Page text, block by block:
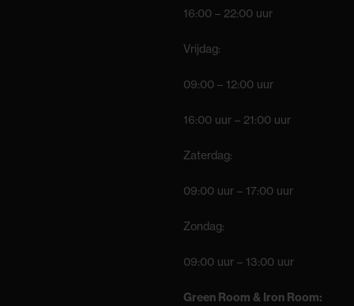
16:00 – 22:00 uur
Vrijdag:
09:00 – 12:00 uur
16:00 uur – 21:00 uur
Zaterdag:
09:00 uur – 17:00 uur
Zondag:
09:00 uur – 13:00 uur
Green Room & Iron Room: